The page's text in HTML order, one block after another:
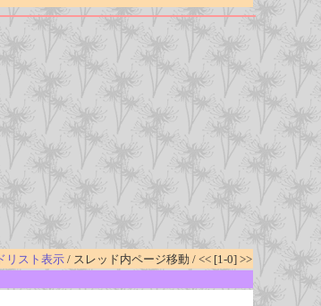
リスト表示/ スレッド内ページ移動 / << [1-0] >>